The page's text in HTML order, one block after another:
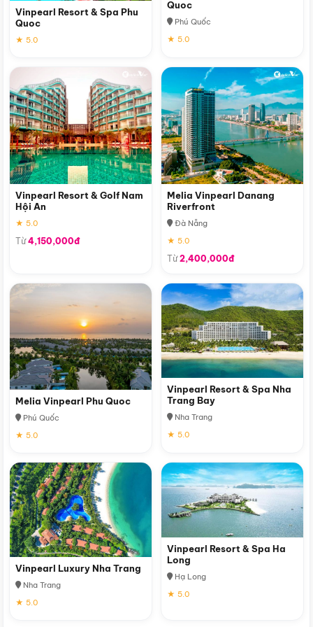
Vinpearl Resort & Spa Phu
Quoc
★ 5.0
Quoc
Phú Quốc
★ 5.0
Vinpearl Resort & Golf Nam
Hội An
★ 5.0
Từ4,150,000đ
Melia Vinpearl Danang
Riverfront
Đà Nẵng
★ 5.0
Từ2,400,000đ
Melia Vinpearl Phu Quoc
Phú Quốc
★ 5.0
Vinpearl Resort & Spa Nha
Trang Bay
Nha Trang
★ 5.0
Vinpearl Luxury Nha Trang
Nha Trang
★ 5.0
Vinpearl Resort & Spa Ha
Long
Hạ Long
★ 5.0